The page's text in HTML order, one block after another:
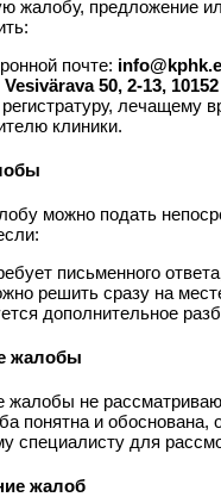
жалобу, предложение
почте:
Vesivärava 50, 2-13,
лечащему
клиники.
можно подать
письменного
решить сразу на
дополнительное
жалобы
жалобы не
понятна и обоснована,
специалисту для
жалоб